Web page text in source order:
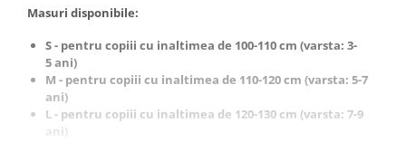
Accesorii chitara
Accesorii vioara-viola
Chitare clasice
CLARINET
Microfoane
Masuri disponibile:
S - pentru copiii cu inaltimea de 100-110 cm (varsta: 3-
5 ani)
M - pentru copiii cu inaltimea de 110-120 cm (varsta: 5-7
ani)
L - pentru copiii cu inaltimea de 120-130 cm (varsta: 7-9
ani)